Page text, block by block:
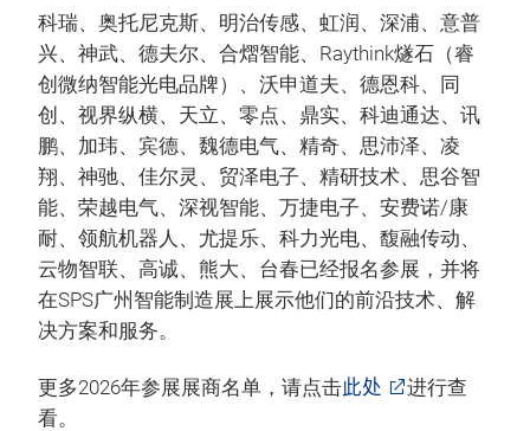
科瑞、奥托尼克斯、明治传感、虹润、深浦、意普
兴、神武、德夫尔、合熠智能、Raythink燧石（睿
创微纳智能光电品牌）、沃申道夫、德恩科、同
创、视界纵横、天立、零点、鼎实、科迪通达、讯
鹏、加玮、宾德、魏德电气、精奇、思沛泽、凌
翔、神驰、佳尔灵、贸泽电子、精研技术、思谷智
能、荣越电气、深视智能、万捷电子、安费诺/康
耐、领航机器人、尤提乐、科力光电、馥融传动、
云物智联、高诚、熊大、台春已经报名参展，并将
在SPS广州智能制造展上展示他们的前沿技术、解
决方案和服务。
更多2026年参展展商名单，请点击此处
进行查
看。